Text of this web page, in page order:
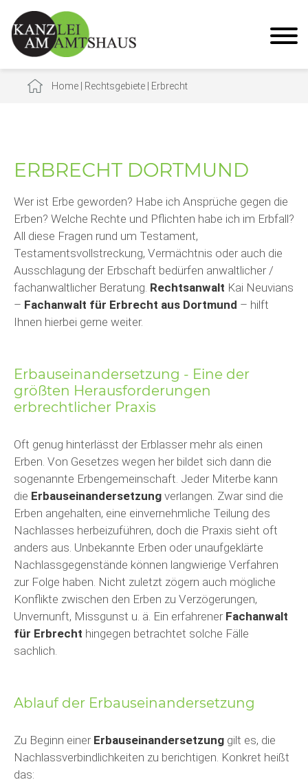
Home Rechtsgebiete Erbrecht
ERBRECHT DORTMUND
Wer ist Erbe geworden? Habe ich Ansprüche gegen die
Erben? Welche Rechte und Pflichten habe ich im Erbfall?
All diese Fragen rund um Testament,
Testamentsvollstreckung, Vermächtnis oder auch die
Ausschlagung der Erbschaft bedürfen anwaltlicher /
fachanwaltlicher Beratung. Rechtsanwalt Kai Neuvians
– Fachanwalt für Erbrecht aus Dortmund – hilft
Ihnen hierbei gerne weiter.
Erbauseinandersetzung - Eine der
größten Herausforderungen
erbrechtlicher Praxis
Oft genug hinterlässt der Erblasser mehr als einen
Erben. Von Gesetzes wegen her bildet sich dann die
sogenannte Erbengemeinschaft. Jeder Miterbe kann
die Erbauseinandersetzung verlangen. Zwar sind die
Erben angehalten, eine einvernehmliche Teilung des
Nachlasses herbeizuführen, doch die Praxis sieht oft
anders aus. Unbekannte Erben oder unaufgeklärte
Nachlassgegenstände können langwierige Verfahren
zur Folge haben. Nicht zuletzt zögern auch mögliche
Konflikte zwischen den Erben zu Verzögerungen,
Unvernunft, Missgunst u. ä. Ein erfahrener Fachanwalt
für Erbrecht hingegen betrachtet solche Fälle
sachlich.
Ablauf der Erbauseinandersetzung
Zu Beginn einer Erbauseinandersetzung gilt es, die
Nachlassverbindlichkeiten zu berichtigen. Konkret heißt
das: